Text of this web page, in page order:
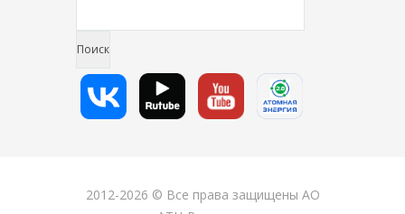
2012-2026 © Все права защищены АО